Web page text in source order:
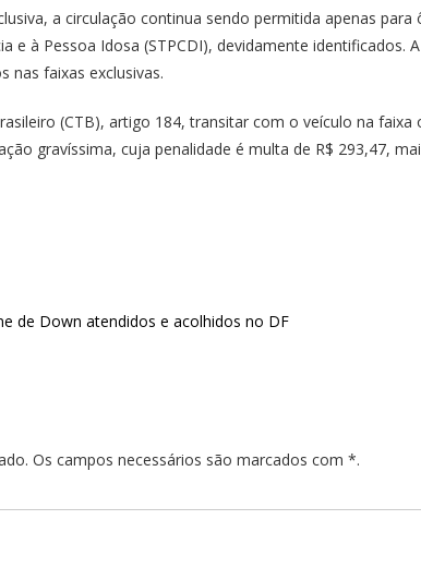
a circulação continua sendo permitida apenas
e à Pessoa Idosa (STPCDI), devidamente
nas faixas exclusivas.
(CTB), artigo 184, transitar com o veículo na
gravíssima, cuja penalidade é multa de R$ 293,47,
de Down atendidos e acolhidos no DF
Os campos necessários são marcados com *.